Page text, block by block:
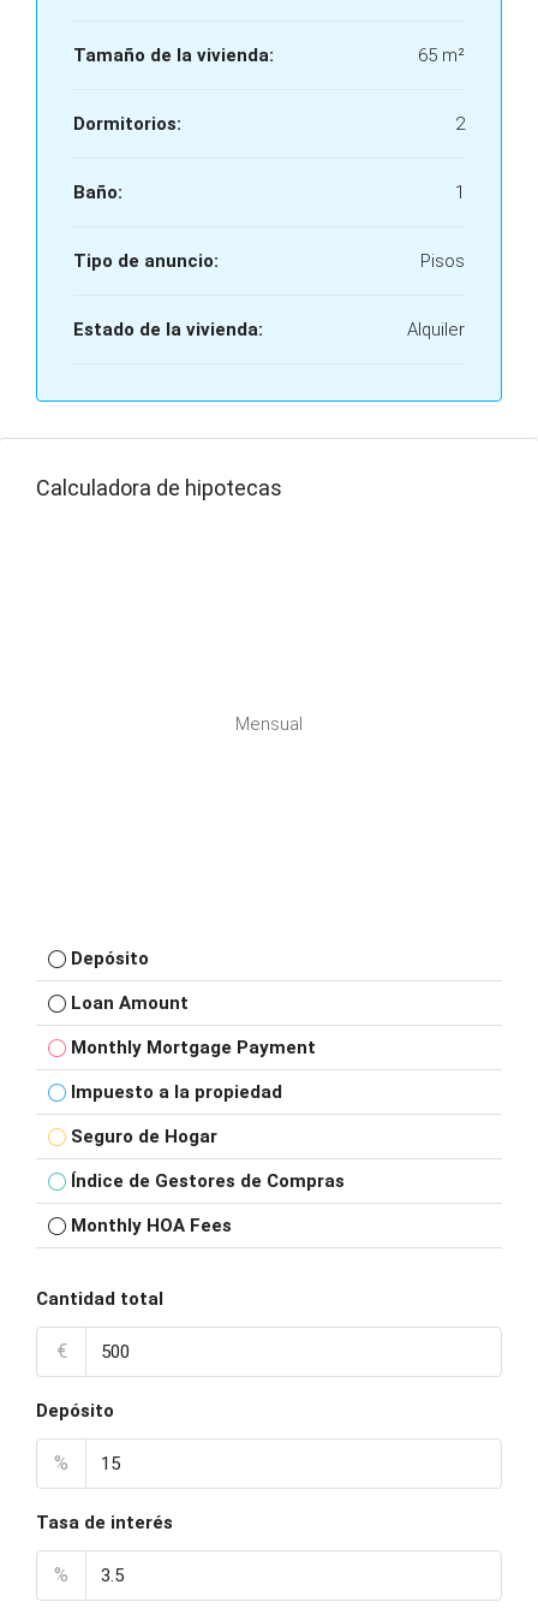
Tamaño de la vivienda: 65 m²
Dormitorios: 2
Baño: 1
Tipo de anuncio: Pisos
Estado de la vivienda: Alquiler
Calculadora de hipotecas
Mensual
Depósito
Loan Amount
Monthly Mortgage Payment
Impuesto a la propiedad
Seguro de Hogar
Índice de Gestores de Compras
Monthly HOA Fees
Cantidad total
€
Depósito
%
Tasa de interés
%